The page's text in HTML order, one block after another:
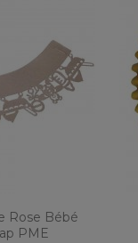
Rose Bébé
PME